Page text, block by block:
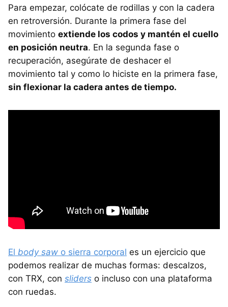
Para empezar, colócate de rodillas y con la cadera
en retroversión. Durante la primera fase del
movimiento extiende los codos y mantén el cuello
en posición neutra. En la segunda fase o
recuperación, asegúrate de deshacer el
movimiento tal y como lo hiciste en la primera fase,
sin flexionar la cadera antes de tiempo.
El body saw o sierra corporal es un ejercicio que
podemos realizar de muchas formas: descalzos,
con TRX, con sliders o incluso con una plataforma
con ruedas.